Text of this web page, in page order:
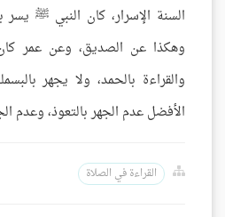
السنة الإسرار، كان النبي ﷺ
وهكذا عن الصديق، وعن عمر كان
والقراءة بالحمد، ولا يجهر
الأفضل عدم الجهر بالتعوذ، وعدم
القراءة في الصلاة